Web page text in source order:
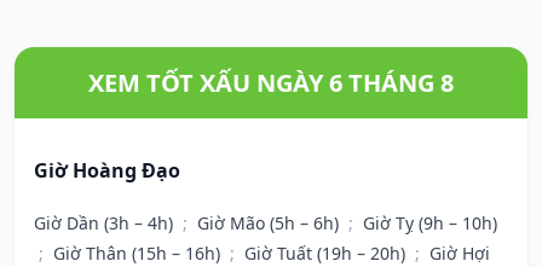
XEM TỐT XẤU NGÀY 6 THÁNG 8
Giờ Hoàng Đạo
Giờ Dần (3h – 4h) ; Giờ Mão (5h – 6h) ; Giờ Tỵ (9h – 10h)
; Giờ Thân (15h – 16h) ; Giờ Tuất (19h – 20h) ; Giờ Hợi